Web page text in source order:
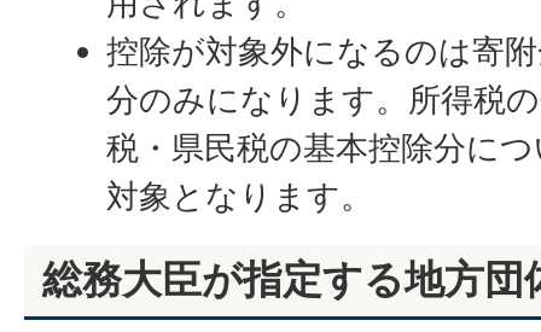
控除が対象外になるのは寄
分のみになります。所得税
税・県民税の基本控除分に
対象となります。
総務大臣が指定する地方団